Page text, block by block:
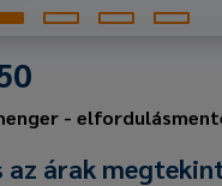
-
az árak